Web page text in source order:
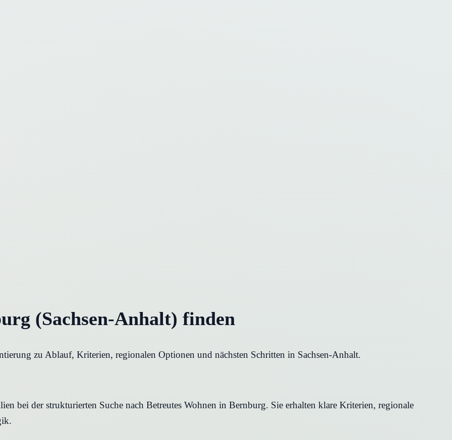
(Sachsen-Anhalt) finden
zu Ablauf, Kriterien, regionalen Optionen und nächsten Schritten in Sachsen-Anhalt.
bei der strukturierten Suche nach Betreutes Wohnen in Bernburg. Sie erhalten klare Kriterien, regionale